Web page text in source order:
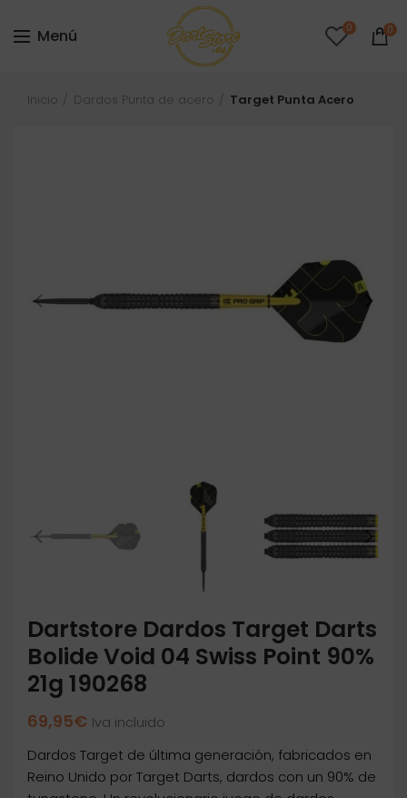
Menú 0 0
Inicio Dardos Punta de acero Target Punta Acero
Dartstore Dardos Target Darts
Bolide Void 04 Swiss Point 90%
21g 190268
69,95€ Iva incluido
Dardos Target de última generación, fabricados en
Reino Unido por Target Darts, dardos con un 90% de